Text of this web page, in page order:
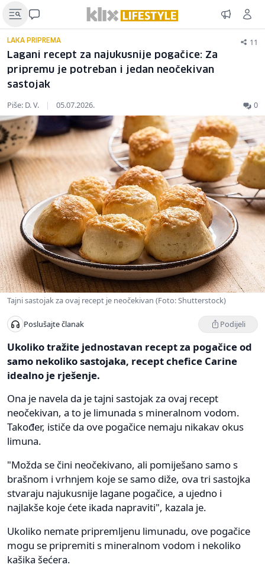
LAKA PRIPREMA 11
Lagani recept za najukusnije pogačice: Za
pripremu je potreban i jedan neočekivan
sastojak
Piše: D. V. | 05.07.2026. 0
Tajni sastojak za ovaj recept je neočekivan (Foto: Shutterstock)
Poslušajte članak Podijeli
Ukoliko tražite jednostavan recept za pogačice od
samo nekoliko sastojaka, recept chefice Carine
idealno je rješenje.
Ona je navela da je tajni sastojak za ovaj recept
neočekivan, a to je limunada s mineralnom vodom.
Također, ističe da ove pogačice nemaju nikakav okus
limuna.
"Možda se čini neočekivano, ali pomiješano samo s
brašnom i vrhnjem koje se samo diže, ova tri sastojka
stvaraju najukusnije lagane pogačice, a ujedno i
najlakše koje ćete ikada napraviti", kazala je.
Ukoliko nemate pripremljenu limunadu, ove pogačice
mogu se pripremiti s mineralnom vodom i nekoliko
kašika šećera.